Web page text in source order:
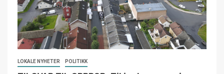
LOKALE NYHETER POLITIKK